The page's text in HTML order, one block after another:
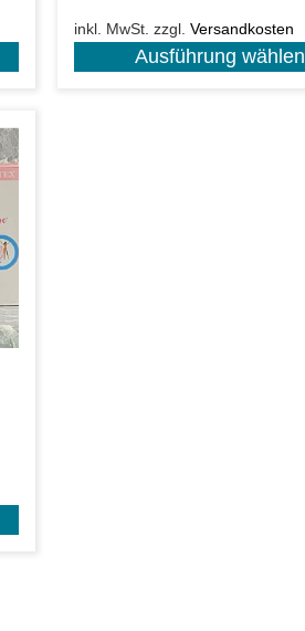
inkl. MwSt. zzgl. Versandkosten
Ausführung wählen